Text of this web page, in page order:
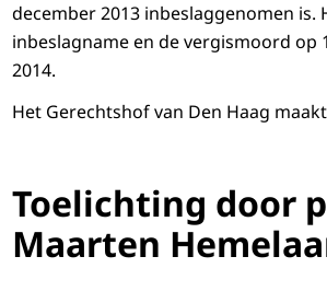
december 2013 inbeslaggenomen
inbeslagname en de vergismoord op
2014.
Het Gerechtshof van Den Haag
Toelichting door
Maarten